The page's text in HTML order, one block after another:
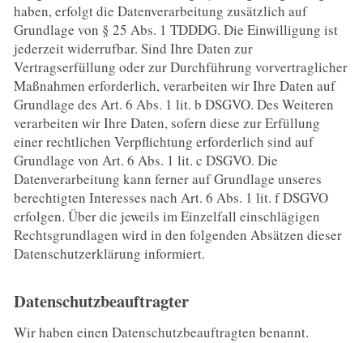
haben, erfolgt die Datenverarbeitung zusätzlich auf
Grundlage von § 25 Abs. 1 TDDDG. Die Einwilligung ist
jederzeit widerrufbar. Sind Ihre Daten zur
Vertragserfüllung oder zur Durchführung vorvertraglicher
Maßnahmen erforderlich, verarbeiten wir Ihre Daten auf
Grundlage des Art. 6 Abs. 1 lit. b DSGVO. Des Weiteren
verarbeiten wir Ihre Daten, sofern diese zur Erfüllung
einer rechtlichen Verpflichtung erforderlich sind auf
Grundlage von Art. 6 Abs. 1 lit. c DSGVO. Die
Datenverarbeitung kann ferner auf Grundlage unseres
berechtigten Interesses nach Art. 6 Abs. 1 lit. f DSGVO
erfolgen. Über die jeweils im Einzelfall einschlägigen
Rechtsgrundlagen wird in den folgenden Absätzen dieser
Datenschutzerklärung informiert.
Datenschutz­beauftragter
Wir haben einen Datenschutzbeauftragten benannt.